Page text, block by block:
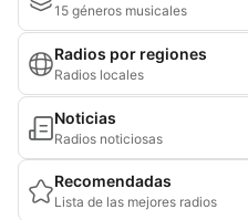
15 géneros musicales
Radios por regiones
Radios locales
Noticias
Radios noticiosas
Recomendadas
Lista de las mejores radios